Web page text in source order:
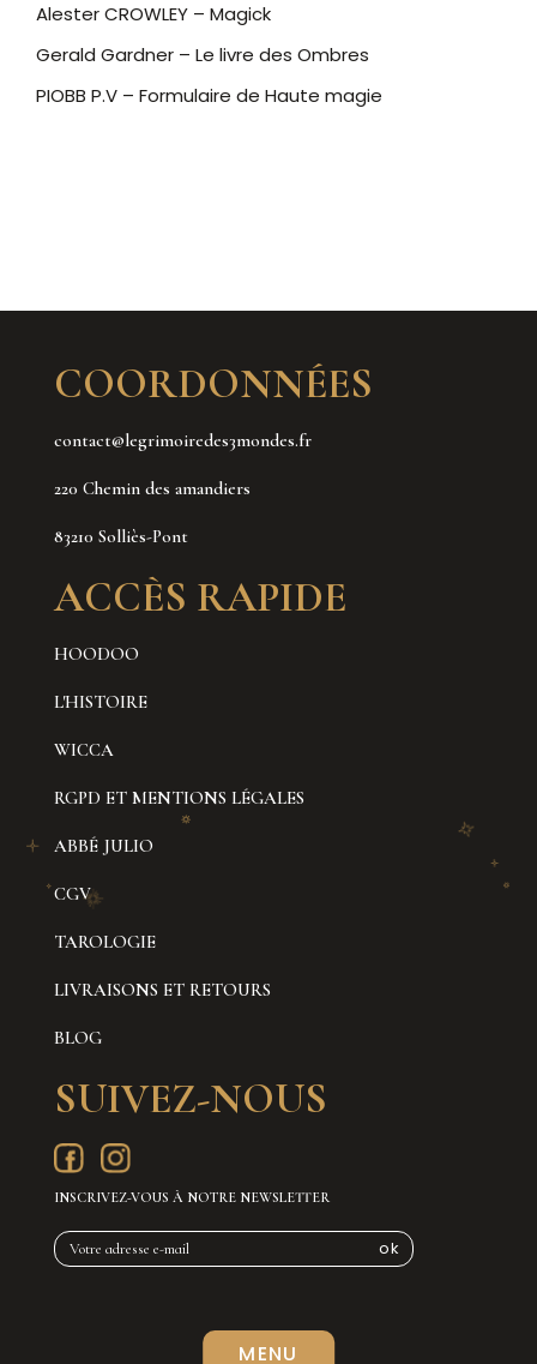
Alester CROWLEY – Magick
Gerald Gardner – Le livre des Ombres
PIOBB P.V – Formulaire de Haute magie
COORDONNÉES
contact@legrimoiredes3mondes.fr
220 Chemin des amandiers
83210 Solliès-Pont
ACCÈS RAPIDE
HOODOO
L'HISTOIRE
WICCA
RGPD ET MENTIONS LÉGALES
ABBÉ JULIO
CGV
TAROLOGIE
LIVRAISONS ET RETOURS
BLOG
SUIVEZ-NOUS
INSCRIVEZ-VOUS À NOTRE NEWSLETTER